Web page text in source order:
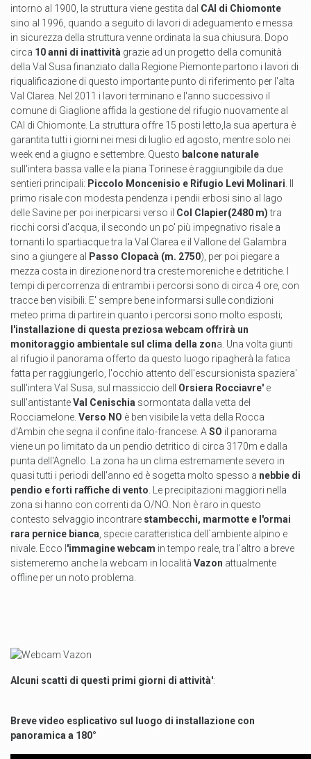
intorno al 1900, la struttura viene gestita dal CAI di Chiomonte
sino al 1996, quando a seguito di lavori di adeguamento e messa
in sicurezza della struttura venne ordinata la sua chiusura. Dopo
circa 10 anni di inattività grazie ad un progetto della comunità
della Val Susa finanziato dalla Regione Piemonte partono i lavori di
riqualificazione di questo importante punto di riferimento per l'alta
Val Clarea. Nel 2011 i lavori terminano e l'anno successivo il
comune di Giaglione affida la gestione del rifugio nuovamente al
CAI di Chiomonte. La struttura offre 15 posti letto,la sua apertura è
garantita tutti i giorni nei mesi di luglio ed agosto, mentre solo nei
week end a giugno e settembre. Questo balcone naturale
sull'intera bassa valle e la piana Torinese è raggiungibile da due
sentieri principali: Piccolo Moncenisio e Rifugio Levi Molinari . Il
primo risale con modesta pendenza i pendii erbosi sino al lago
delle Savine per poi inerpicarsi verso il Col Clapier(2480 m)tra
ricchi corsi d'acqua, il secondo un po' più impegnativo risale a
tornanti lo spartiacque tra la Val Clarea e il Vallone del Galambra
sino a giungere al Passo Clopacà (m. 2750), per poi piegare a
mezza costa in direzione nord tra creste moreniche e detritiche. I
tempi di percorrenza di entrambi i percorsi sono di circa 4 ore, con
tracce ben visibili. E' sempre bene informarsi sulle condizioni
meteo prima di partire in quanto i percorsi sono molto esposti;
l'installazione di questa preziosa webcam offrirà un
monitoraggio ambientale sul clima della zona. Una volta giunti
al rifugio il panorama offerto da questo luogo ripagherà la fatica
fatta per raggiungerlo, l'occhio attento dell'escursionista spaziera'
sull'intera Val Susa, sul massiccio dell Orsiera Rocciavre' e
sull'antistanteVal Cenischia sormontata dalla vetta del
Rocciamelone. Verso NO è ben visibile la vetta della Rocca
d'Ambin che segna il confine italo-francese. A SO il panorama
viene un po limitato da un pendio detritico di circa 3170m e dalla
punta dell'Agnello. La zona ha un clima estremamente severo in
quasi tutti i periodi dell'anno ed è sogetta molto spesso a nebbie di
pendio e forti raffiche di vento . Le precipitazioni maggiori nella
zona si hanno con correnti da O/NO. Non è raro in questo
contesto selvaggio incontrare stambecchi, marmotte e l'ormai
rara pernice bianca , specie caratteristica dell`ambiente alpino e
nivale. Ecco l'immagine webcam in tempo reale, tra l'altro a breve
sistemeremo anche la webcam in località Vazon attualmente
offline per un noto problema.
Alcuni scatti di questi primi giorni di attività':
Breve video esplicativo sul luogo di installazione con
panoramica a 180°